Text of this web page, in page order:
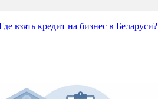
взять кредит на бизнес в Беларуси?